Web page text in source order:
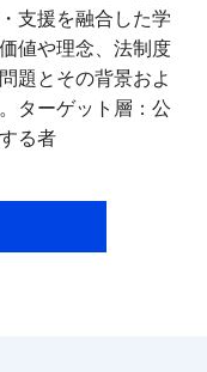
支援を融合した学
値や理念、法制度
題とその背景およ
ターゲット層：公
る者